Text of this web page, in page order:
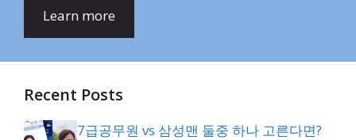
Learn more
Recent Posts
7급공무원 vs 삼성맨 둘중 하나 고른다면?